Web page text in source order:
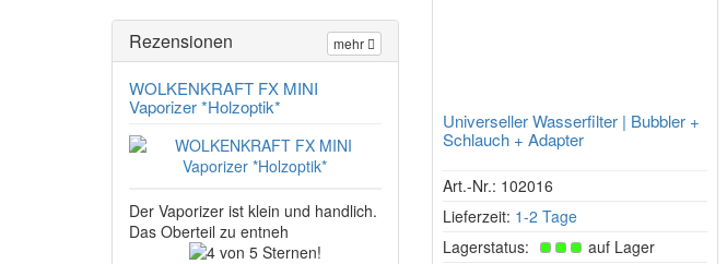
Universeller Wasserfilter | Bubbler +
Schlauch + Adapter
Art.-Nr.: 102016
Lieferzeit: 1-2 Tage
Lagerstatus:
auf Lager
mehr
Rezensionen
WOLKENKRAFT FX MINI
Vaporizer *Holzoptik*
Der Vaporizer ist klein und handlich.
Das Oberteil zu entneh
4